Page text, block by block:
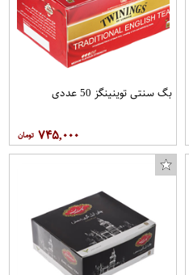
بگ سنتی توینینگز 50 عددی
۷۴۵,۰۰۰